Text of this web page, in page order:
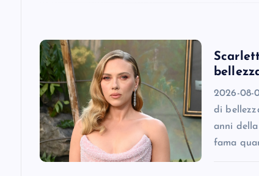
2026-08-
di
anni
fama